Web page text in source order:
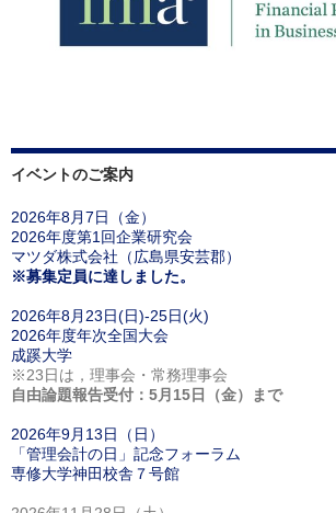
イベントのご案内
2026年8月7日（金）
2026年度第1回企業研究会
マツダ株式会社（広島県安芸郡）
※募集定員に達しました。
2026年8月23日(日)-25日(火)
2026年度年次全国大会
成蹊大学
※23日は，理事会・常務理事会
自由論題報告受付：5月15日（金）まで
2026年9月13日（日）
「管理会計の日」記念フォーラム
専修大学神田校舎７号館